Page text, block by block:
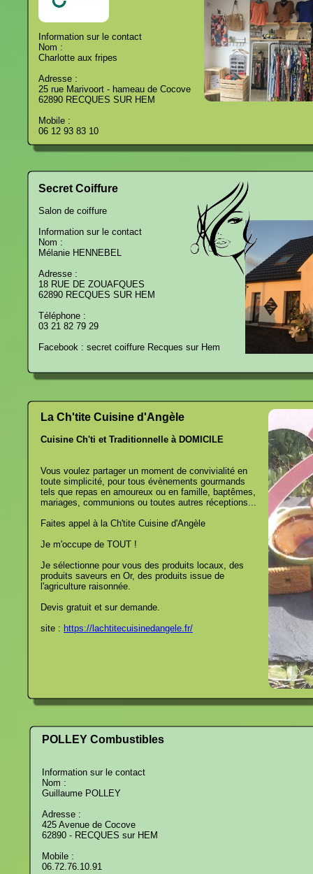
Information sur le contact
Nom :
Charlotte aux fripes
Adresse :
25 rue Marivoort - hameau de Cocove
62890 RECQUES SUR HEM
Mobile :
06 12 93 83 10
Secret Coiffure
Salon de coiffure
Information sur le contact
Nom :
Mélanie HENNEBEL
Adresse :
18 RUE DE ZOUAFQUES
62890 RECQUES SUR HEM
Téléphone :
03 21 82 79 29
Facebook : secret coiffure Recques sur Hem
La Ch'tite Cuisine d'Angèle
Cuisine Ch'ti et Traditionnelle à DOMICILE
Vous voulez partager un moment de convivialité en
toute simplicité, pour tous évènements gourmands
tels que repas en amoureux ou en famille, baptêmes,
mariages, communions ou toutes autres réceptions...
Faites appel à la Ch'tite Cuisine d'Angèle
Je m'occupe de TOUT !
Je sélectionne pour vous des produits locaux, des
produits saveurs en Or, des produits issue de
l'agriculture raisonnée.
Devis gratuit et sur demande.
site : https://lachtitecuisinedangele.fr/
POLLEY Combustibles
Information sur le contact
Nom :
Guillaume POLLEY
Adresse :
425 Avenue de Cocove
62890 - RECQUES sur HEM
Mobile :
06.72.76.10.91